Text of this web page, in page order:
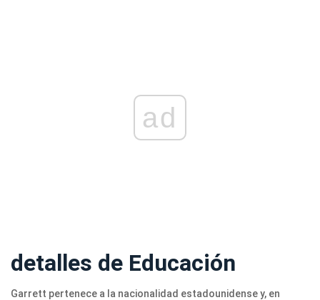
ad
detalles de Educación
Garrett pertenece a la nacionalidad estadounidense y, en